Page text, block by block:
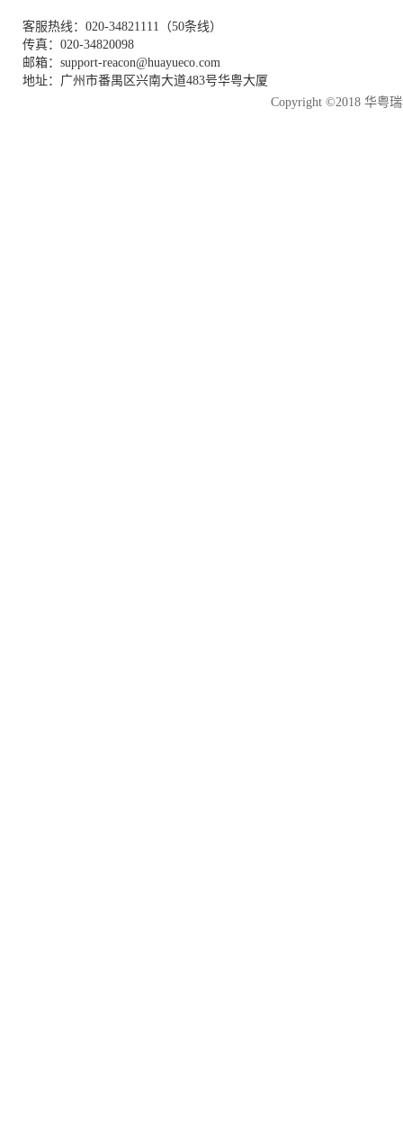
客服热线：020-34821111（50条线）
传真：020-34820098
邮箱：support-reacon@huayueco.com
地址：广州市番禺区兴南大道483号华粤大厦
Copyright ©2018 华粤